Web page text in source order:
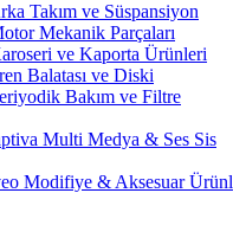
Takım ve Süspansiyon
Mekanik Parçaları
ve Kaporta Ürünleri
Balatası ve Diski
Bakım ve Filtre
Multi Medya & Ses Sis
Modifiye & Aksesuar Ürünl